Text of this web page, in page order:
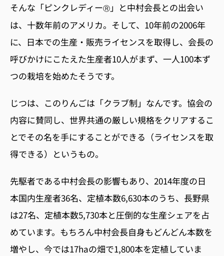
そんな「ピンクレディーⓇ 」と中村会長との出会い
は、十数年前のアメリカ。そして、10年前の2006年
に、日本での生産・販売ライセンスを取得し、会長の
呼びかけにこたえた生産者10人がまず、一人100本ず
つの栽培を始めたそうです。
じつは、このりんごは「クラブ制」なんです。協会の
内容に賛同し、世界共通の厳しい規格をクリアするこ
とでその名を手にすることができる（ライセンスを取
得できる）というもの。
先駆者である中村会長の影響もあり、2014年度の日
本国内生産者36名、定植本数6,630本のうち、長野県
は27名、定植本数5,730本と圧倒的な生産シェアを占
めています。もちろん中村会長自身もどんどん本数を
増やし、今では17haの畑で1,800本を定植していま